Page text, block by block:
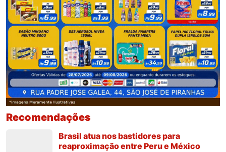
Recomendações
Brasil atua nos bastidores para
reaproximação entre Peru e México